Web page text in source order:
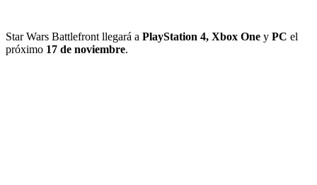
Star Wars Battlefront llegará a PlayStation 4, Xbox One y PC el
próximo 17 de noviembre.